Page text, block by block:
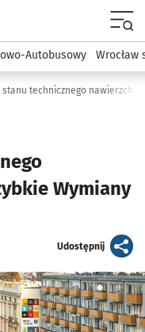
Autobusowy Wrocław
Wymiany
Udostępnijartykuł